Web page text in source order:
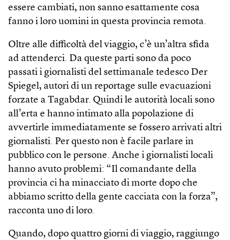
essere cambiati, non sanno esattamente cosa
fanno i loro uomini in questa provincia remota.
Oltre alle difficoltà del viaggio, c’è un’altra sfida
ad attenderci. Da queste parti sono da poco
passati i giornalisti del settimanale tedesco Der
Spiegel, autori di un reportage sulle evacuazioni
forzate a Tagabdar. Quindi le autorità locali sono
all’erta e hanno intimato alla popolazione di
avvertirle immediatamente se fossero arrivati altri
giornalisti. Per questo non è facile parlare in
pubblico con le persone. Anche i giornalisti locali
hanno avuto problemi: “Il comandante della
provincia ci ha minacciato di morte dopo che
abbiamo scritto della gente cacciata con la forza”,
racconta uno di loro.
Quando, dopo quattro giorni di viaggio, raggiungo